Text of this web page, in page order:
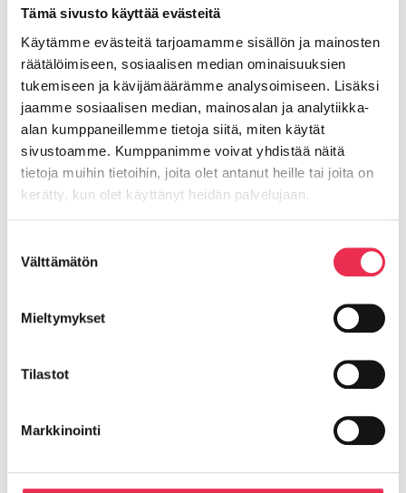
Tämä sivusto käyttää evästeitä
Käytämme evästeitä tarjoamamme sisällön ja mainosten
räätälöimiseen, sosiaalisen median ominaisuuksien
tukemiseen ja kävijämäärämme analysoimiseen. Lisäksi
jaamme sosiaalisen median, mainosalan ja analytiikka-
alan kumppaneillemme tietoja siitä, miten käytät
sivustoamme. Kumppanimme voivat yhdistää näitä
tietoja muihin tietoihin, joita olet antanut heille tai joita on
kerätty, kun olet käyttänyt heidän palvelujaan.
valinta
Välttämätön
Mieltymykset
Tilastot
Markkinointi
6. Avaa lasi, jotta narulukon tappi vapautuu.
7. Varmista, että lanka on sopivan kireällä (ei mutkalla,